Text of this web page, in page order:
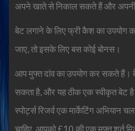
अपने खाते से निकाल सकते हैं और
बेट लगाने के लिए फ्री कैश का उपयोग
जाए, तो इसके लिए बस कोई बोनस।
आप मुफ्त दांव का उपयोग कर सकते हैं।
सकता है, और यह ठीक एक स्वीकृत बेट
स्पोर्ट्स रिजर्व एक मार्केटिंग अभियान
चाहिए, आपको £10 की एक मुफ्त शर्त